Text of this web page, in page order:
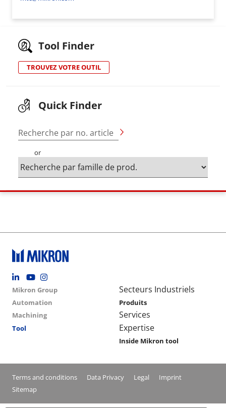
Tool Finder
TROUVEZ VOTRE OUTIL
Quick Finder
Recherche par no. article
or
Footer social
Group menu
Mikron Group
Automation
Machining
Tool
Main navigation
Secteurs Industriels
Produits
Services
Expertise
Inside Mikron tool
Conditions footer menu
Terms and conditions Data Privacy Legal
Imprint
Sitemap